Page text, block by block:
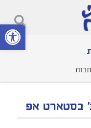
פתח סרגל
בסטארט אפ